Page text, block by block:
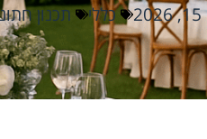
כללי תכנון